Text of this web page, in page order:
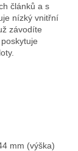
článků a s
nízký vnitřní
závodíte
mm (výška)